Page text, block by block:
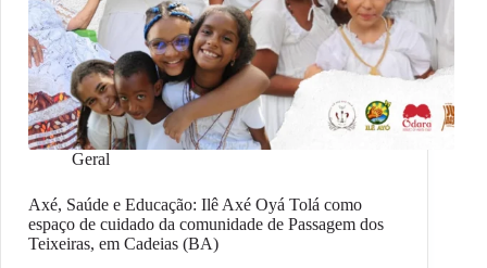
Geral
Axé, Saúde e Educação: Ilê Axé Oyá Tolá como
espaço de cuidado da comunidade de Passagem dos
Teixeiras, em Cadeias (BA)